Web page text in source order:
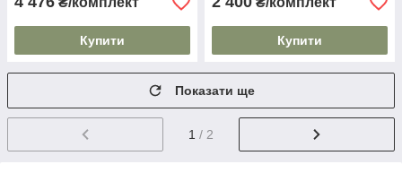
Купити Купити
Показати ще
1 / 2